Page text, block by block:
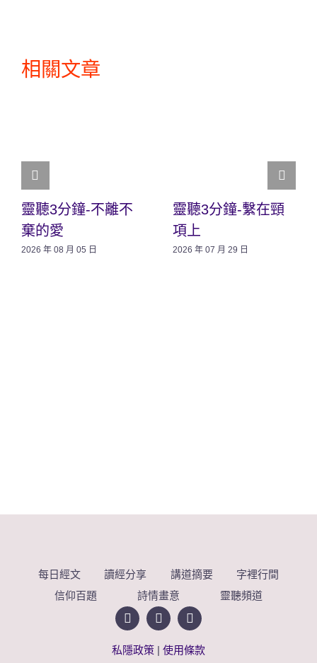
相關文章
靈聽3分鐘-不離不
棄的愛
2026 年 08 月 05 日
靈聽3分鐘-繫在頸
項上
2026 年 07 月 29 日
每日經文 讀經分享 講道摘要
字裡行間
信仰百題
詩情畫意 靈聽頻道
私隱政策 | 使用條款